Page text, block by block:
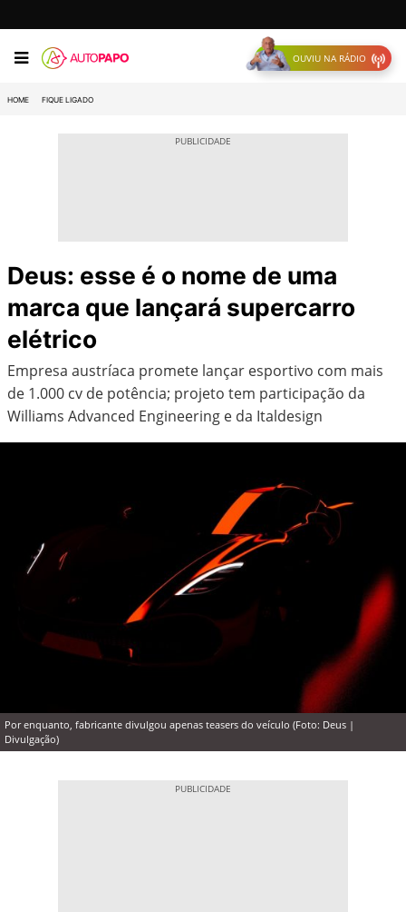
OUVIU NA RÁDIO
HOME FIQUE LIGADO
Deus: esse é o nome de uma
marca que lançará supercarro
elétrico
Empresa austríaca promete lançar esportivo com mais
de 1.000 cv de potência; projeto tem participação da
Williams Advanced Engineering e da Italdesign
Por enquanto, fabricante divulgou apenas teasers do veículo (Foto: Deus |
Divulgação)